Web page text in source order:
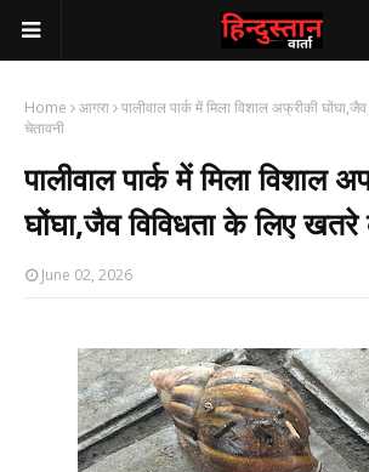
Home आगरा पालीवाल पार्क में मिला विशाल अफ्रीकी
चेतावनी
पालीवाल पार्क में मिला विशाल
घोंघा,जैव विविधता के लिए खतरे
June 02, 2026